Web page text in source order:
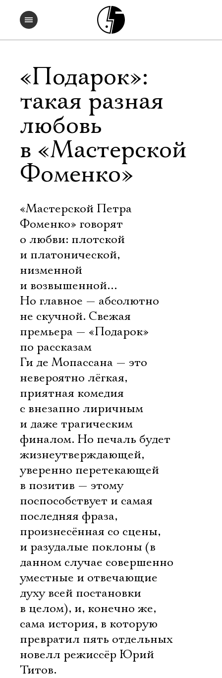
«Подарок»:
такая разная
любовь
в «Мастерской
Фоменко»
«Мастерской Петра
Фоменко» говорят
о любви: плотской
и платонической,
низменной
и возвышенной…
Но главное — абсолютно
не скучной. Свежая
премьера — «Подарок»
по рассказам
Ги де Мопассана — это
невероятно лёгкая,
приятная комедия
с внезапно лиричным
и даже трагическим
финалом. Но печаль будет
жизнеутверждающей,
уверенно перетекающей
в позитив — этому
поспособствует и самая
последняя фраза,
произнесённая со сцены,
и разудалые поклоны (в
данном случае совершенно
уместные и отвечающие
духу всей постановки
в целом), и, конечно же,
сама история, в которую
превратил пять отдельных
новелл режиссёр Юрий
Титов.